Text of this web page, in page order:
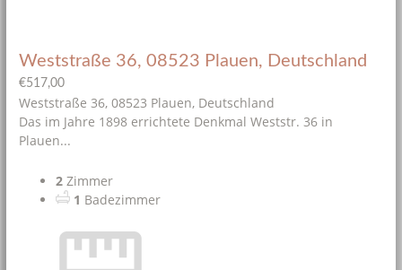
Weststraße 36, 08523 Plauen, Deutschland
€517,00
Weststraße 36, 08523 Plauen, Deutschland
Das im Jahre 1898 errichtete Denkmal Weststr. 36 in
Plauen...
2 Zimmer
1 Badezimmer